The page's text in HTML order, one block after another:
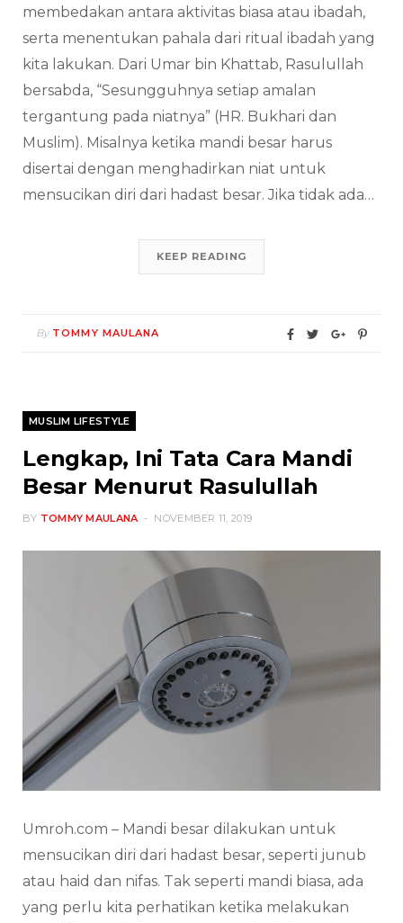
membedakan antara aktivitas biasa atau ibadah,
serta menentukan pahala dari ritual ibadah yang
kita lakukan. Dari Umar bin Khattab, Rasulullah
bersabda, “Sesungguhnya setiap amalan
tergantung pada niatnya” (HR. Bukhari dan
Muslim). Misalnya ketika mandi besar harus
disertai dengan menghadirkan niat untuk
mensucikan diri dari hadast besar. Jika tidak ada…
KEEP READING
By TOMMY MAULANA
MUSLIM LIFESTYLE
Lengkap, Ini Tata Cara Mandi
Besar Menurut Rasulullah
BY TOMMY MAULANA NOVEMBER 11, 2019
Umroh.com – Mandi besar dilakukan untuk
mensucikan diri dari hadast besar, seperti junub
atau haid dan nifas. Tak seperti mandi biasa, ada
yang perlu kita perhatikan ketika melakukan